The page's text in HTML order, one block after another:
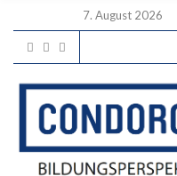
7. August 2026